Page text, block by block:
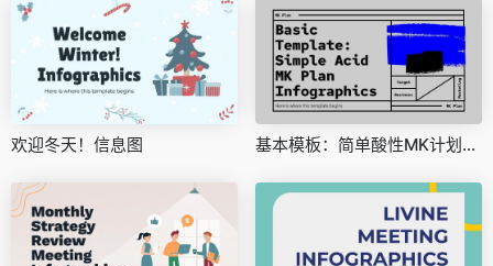
欢迎冬天！信息图 基本模板：简单酸性MK计划信息图